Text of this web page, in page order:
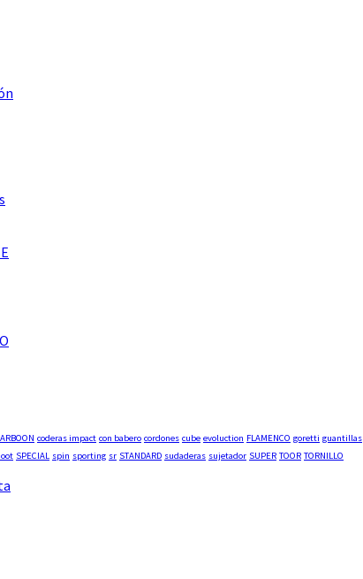
coderas impact con babero cordones cube evoluction FLAMENCO goretti guantillas
SPECIAL spin sporting sr STANDARD sudaderas sujetador SUPER TOOR TORNILLO